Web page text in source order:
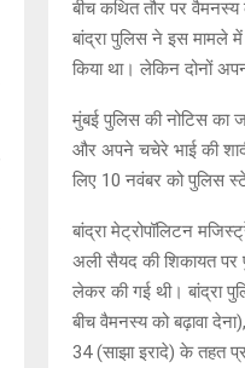
बीच कथित तौर पर
बांद्रा पुलिस ने इस मामले
किया था। लेकिन दोनों
मुंबई पुलिस की नोटिस का
और अपने चचेरे भाई की
लिए 10 नवंबर को पुलिस
बांद्रा मेट्रोपॉलिटन
अली सैयद की शिकायत
लेकर की गई थी। बांद्रा
बीच वैमनस्य को बढ़ावा
34 (साझा इरादे) के तहत